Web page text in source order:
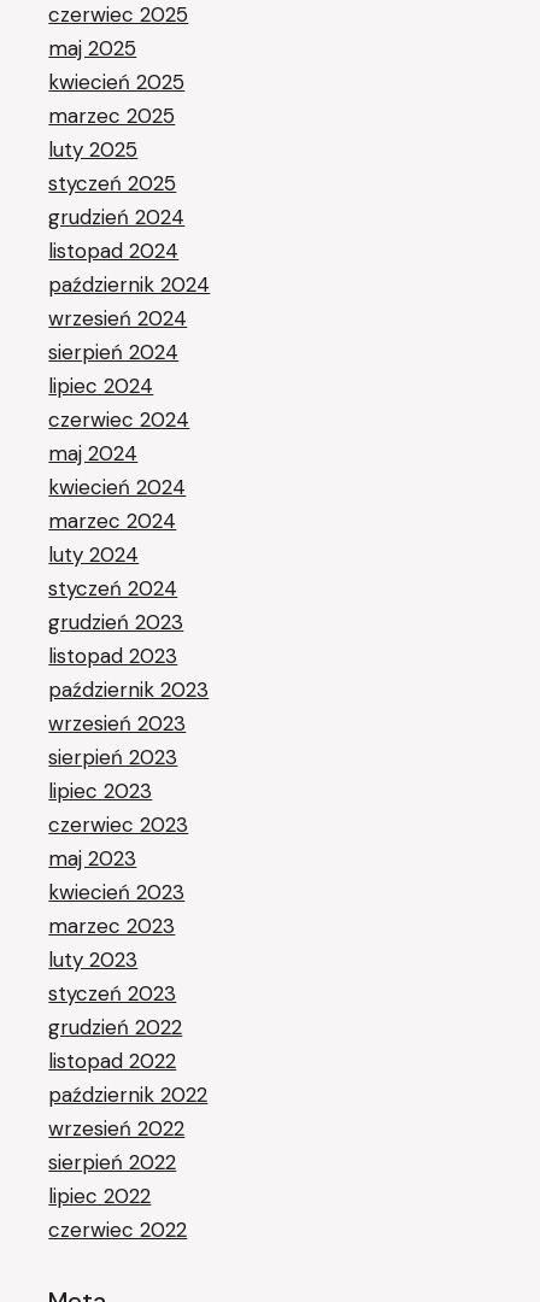
czerwiec 2025
maj 2025
kwiecień 2025
marzec 2025
luty 2025
styczeń 2025
grudzień 2024
listopad 2024
październik 2024
wrzesień 2024
sierpień 2024
lipiec 2024
czerwiec 2024
maj 2024
kwiecień 2024
marzec 2024
luty 2024
styczeń 2024
grudzień 2023
listopad 2023
październik 2023
wrzesień 2023
sierpień 2023
lipiec 2023
czerwiec 2023
maj 2023
kwiecień 2023
marzec 2023
luty 2023
styczeń 2023
grudzień 2022
listopad 2022
październik 2022
wrzesień 2022
sierpień 2022
lipiec 2022
czerwiec 2022